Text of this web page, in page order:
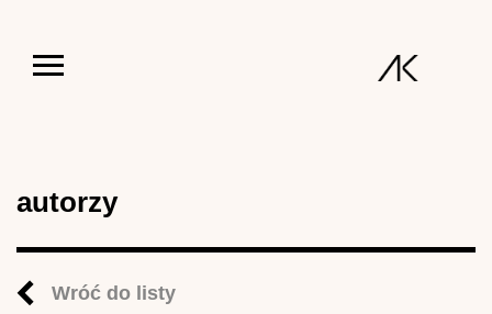
autorzy
Wróć do listy